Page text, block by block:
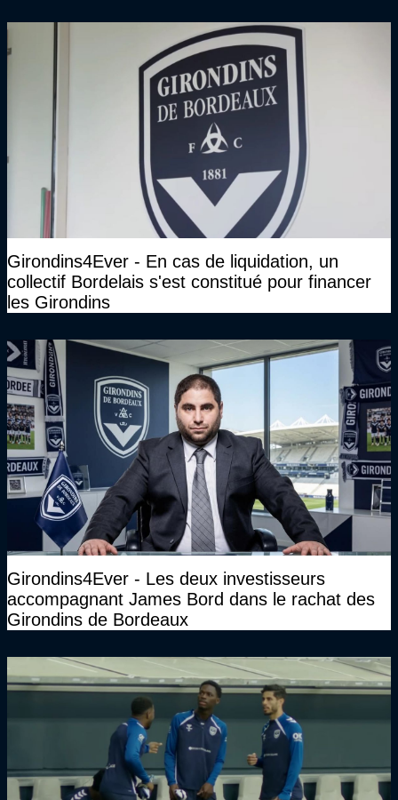
Girondins4Ever - En cas de liquidation, un
collectif Bordelais s'est constitué pour financer
les Girondins
Girondins4Ever - Les deux investisseurs
accompagnant James Bord dans le rachat des
Girondins de Bordeaux